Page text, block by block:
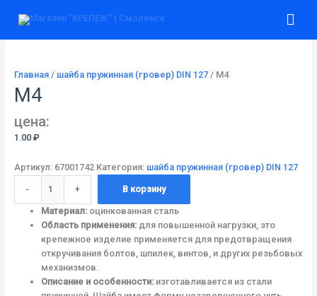
Главная/ шайба пружинная (гровер) DIN 127/ М4
М4
цена:
1.00 ₽
Артикул: 67001742 Категория: шайба пружинная (гровер) DIN 127
-
товара
+ В корзину
Материал:оцинкованная сталь
Область применения:для повышенной нагрузки, это
крепежное изделие применяется для предотвращения
откручивания болтов, шпилек, винтов, и других резьбовых
механизмов.
Описание и особенности:изготавливается из стали